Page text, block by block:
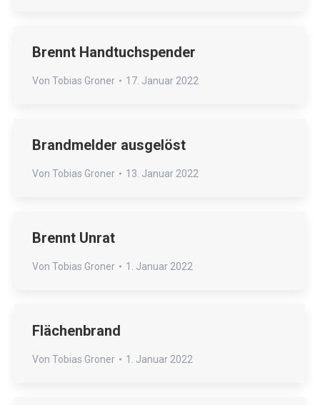
Brennt Handtuchspender
Von Tobias Groner 17. Januar 2022
Brandmelder ausgelöst
Von Tobias Groner 13. Januar 2022
Brennt Unrat
Von Tobias Groner 1. Januar 2022
Flächenbrand
Von Tobias Groner 1. Januar 2022